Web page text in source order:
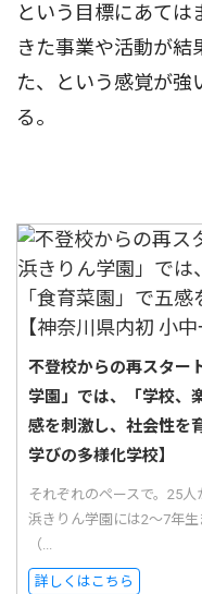
という目標にあては
きた事業や活動が結
た、という感覚が強
る。
不登校からの再スター
学園」では、「学校、
感を刺激し、社会性を
学びの多様化学校】
それぞれのペースで。25
浜きりん学園には2〜7年
（...
詳しくはこちら